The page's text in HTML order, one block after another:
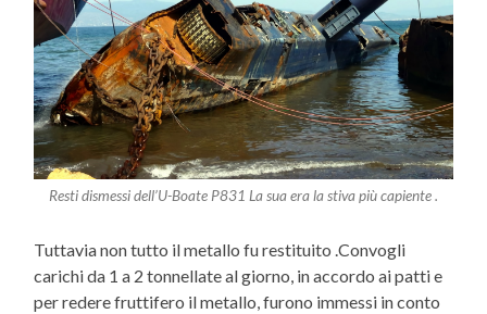
Resti dismessi dell’U-Boate P831 La sua era la stiva più capiente .
Tuttavia non tutto il metallo fu restituito .Convogli
carichi da 1 a 2 tonnellate al giorno, in accordo ai patti e
per redere fruttifero il metallo, furono immessi in conto